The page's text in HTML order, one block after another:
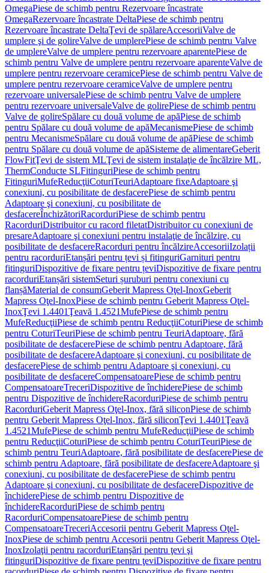
OmegaPiese de schimb pentru Rezervoare încastrate
OmegaRezervoare încastrate DeltaPiese de schimb pentru
Rezervoare încastrate DeltaŢevi de spălareAccesoriiValve de
umplere şi de golireValve de umplerePiese de schimb pentru Valve
de umplereValve de umplere pentru rezervoare aparentePiese de
schimb pentru Valve de umplere pentru rezervoare aparenteValve de
umplere pentru rezervoare ceramicePiese de schimb pentru Valve de
umplere pentru rezervoare ceramiceValve de umplere pentru
rezervoare universalePiese de schimb pentru Valve de umplere
pentru rezervoare universaleValve de golirePiese de schimb pentru
Valve de golireSpălare cu două volume de apăPiese de schimb
pentru Spălare cu două volume de apăMecanismePiese de schimb
pentru MecanismeSpălare cu două volume de apăPiese de schimb
pentru Spălare cu două volume de apăSisteme de alimentareGeberit
FlowFitŢevi de sistem MLŢevi de sistem instalaţie de încălzire ML,
ThermConducte SLFitinguriPiese de schimb pentru
FitinguriMufeReducţiiCoturiTeuriAdaptoare fixeAdaptoare şi
conexiuni, cu posibilitate de desfacerePiese de schimb pentru
Adaptoare şi conexiuni, cu posibilitate de
desfacereÎnchizătoriRacorduriPiese de schimb pentru
RacorduriDistribuitor cu racord filetatDistribuitor cu conexiuni de
presareAdaptoare şi conexiuni pentru instalaţie de încălzire, cu
posibilitate de desfacereRacorduri pentru încălzireAccesoriiIzolații
pentru racorduriEtanșări pentru țevi și fitinguriGarnituri pentru
fitinguriDispozitive de fixare pentru țeviDispozitive de fixare pentru
racorduriEtanșări sistemSeturi șuruburi pentru conexiuni cu
flanșăMaterial de consumGeberit Mapress Oţel-InoxGeberit
Mapress Oţel-InoxPiese de schimb pentru Geberit Mapress Oţel-
InoxŢevi 1.4401Ţeavă 1.4521MufePiese de schimb pentru
MufeReducţiiPiese de schimb pentru ReducţiiCoturiPiese de schimb
pentru CoturiTeuriPiese de schimb pentru TeuriAdaptoare, fără
posibilitate de desfacerePiese de schimb pentru Adaptoare, fără
posibilitate de desfacereAdaptoare şi conexiuni, cu posibilitate de
desfacerePiese de schimb pentru Adaptoare şi conexiuni, cu
posibilitate de desfacereCompensatoarePiese de schimb pentru
CompensatoareTreceriDispozitive de închiderePiese de schimb
pentru Dispozitive de închidereRacorduriPiese de schimb pentru
RacorduriGeberit Mapress Oţel-Inox, fără siliconPiese de schimb
pentru Geberit Mapress Oţel-Inox, fără siliconŢevi 1.4401Ţeavă
1.4521MufePiese de schimb pentru MufeReducţiiPiese de schimb
pentru ReducţiiCoturiPiese de schimb pentru CoturiTeuriPiese de
schimb pentru TeuriAdaptoare, fără posibilitate de desfacerePiese de
schimb pentru Adaptoare, fără posibilitate de desfacereAdaptoare şi
conexiuni, cu posibilitate de desfacerePiese de schimb pentru
Adaptoare şi conexiuni, cu posibilitate de desfacereDispozitive de
închiderePiese de schimb pentru Dispozitive de
închidereRacorduriPiese de schimb pentru
RacorduriCompensatoarePiese de schimb pentru
CompensatoareTreceriAccesorii pentru Geberit Mapress Oţel-
InoxPiese de schimb pentru Accesorii pentru Geberit Mapress Oţel-
InoxIzolaţii pentru racorduriEtanşări pentru ţevi şi
fitinguriDispozitive de fixare pentru ţeviDispozitive de fixare pentru